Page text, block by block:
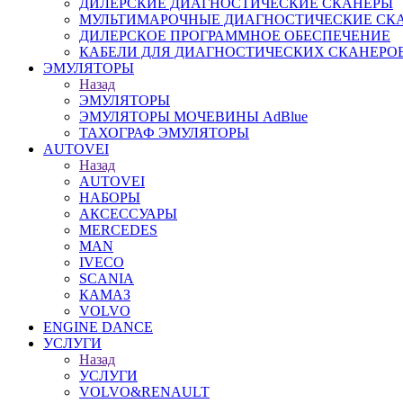
ДИЛЕРСКИЕ ДИАГНОСТИЧЕСКИЕ СКАНЕРЫ
МУЛЬТИМАРОЧНЫЕ ДИАГНОСТИЧЕСКИЕ
ДИЛЕРСКОЕ ПРОГРАММНОЕ ОБЕСПЕЧЕНИЕ
КАБЕЛИ ДЛЯ ДИАГНОСТИЧЕСКИХ
ЭМУЛЯТОРЫ
Назад
ЭМУЛЯТОРЫ
ЭМУЛЯТОРЫ МОЧЕВИНЫ АdBlue
ТАХОГРАФ ЭМУЛЯТОРЫ
AUTOVEI
Назад
AUTOVEI
НАБОРЫ
АКСЕССУАРЫ
MERCEDES
MAN
IVECO
SCANIA
КАМАЗ
VOLVO
ENGINE DANCE
УСЛУГИ
Назад
УСЛУГИ
VOLVO&RENAULT